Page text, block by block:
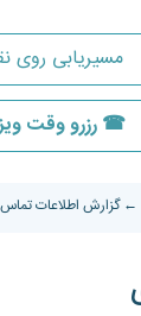
مسیریابی روی
☎ رزرو وقت
← گزارش اطلاعات